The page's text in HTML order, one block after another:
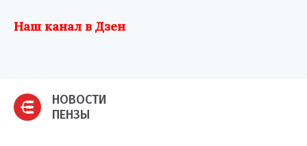
Наш канал в Дзен
НОВОСТИ
ПЕНЗЫ